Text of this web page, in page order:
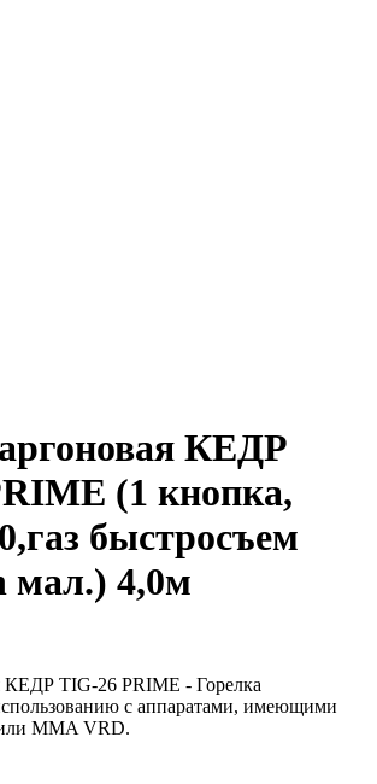
КЕДР
(1 кнопка,
быстросъем
мал.) 4,0м
КЕДР TIG-26 PRIME - Горелка
с аппаратами, имеющими
MMA VRD.